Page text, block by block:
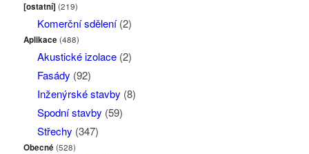
[ostatní] (219)
Komerční sdělení(2)
Aplikace (488)
Akustické izolace(2)
Fasády (92)
Inženýrské stavby (8)
Spodní stavby (59)
Střechy (347)
Obecné (528)